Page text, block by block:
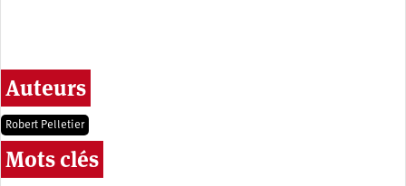
Auteurs
Robert Pelletier
Mots clés